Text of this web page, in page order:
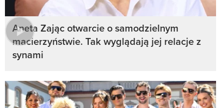
Aneta Zając otwarcie o samodzielnym
macierzyństwie. Tak wyglądają jej relacje z
synami